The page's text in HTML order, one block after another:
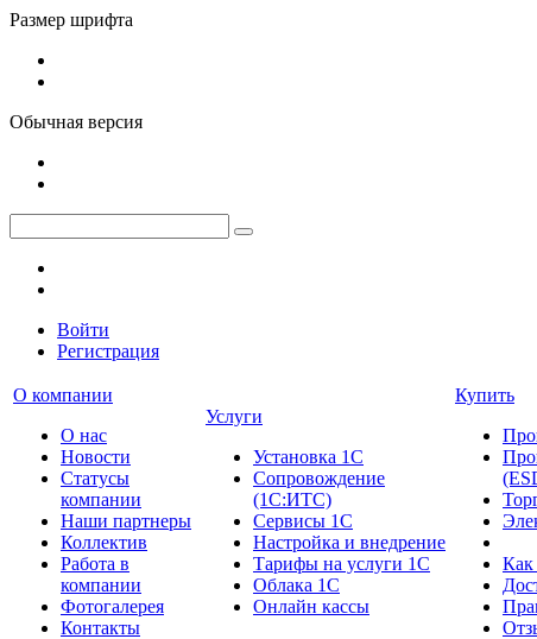
Размер шрифта
Обычная версия
Войти
Регистрация
О компании
О нас
Новости
Cтатусы
компании
Наши партнеры
Коллектив
Работа в
компании
Фотогалерея
Контакты
Услуги
Установка 1С
Сопровождение
(1С:ИТС)
Сервисы 1С
Настройка и внедрение
Тарифы на услуги 1С
Облака 1С
Онлайн кассы
Купить
Как